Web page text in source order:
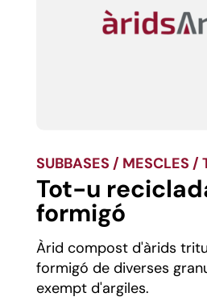
SUBBASES / MESCLES /
Tot-u
formigó
Àrid compost d'àrids
formigó de diverses
exempt d'argiles.